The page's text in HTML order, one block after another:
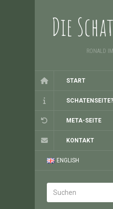
Die
RONALD
START
SCHATENSEITE?
META-SEITE
KONTAKT
ENGLISH